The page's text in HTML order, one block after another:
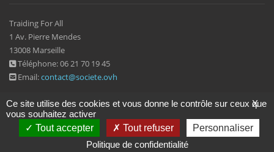
Traiding For All
1 Av. Pierre Mendes
13008 Marseille
Téléphone: 06 21 70 19 45
Email:contact@societe.ovh
Politique de confidentialité|Mentions légales
X
Ce site utilise des cookies et vous donne le contrôle sur ceux que
vous souhaitez activer
Tout accepter
Tout refuser
Personnaliser
Politique de confidentialité